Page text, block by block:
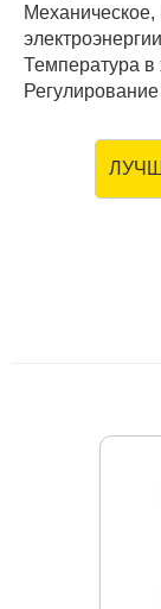
Механическое,
Температура в